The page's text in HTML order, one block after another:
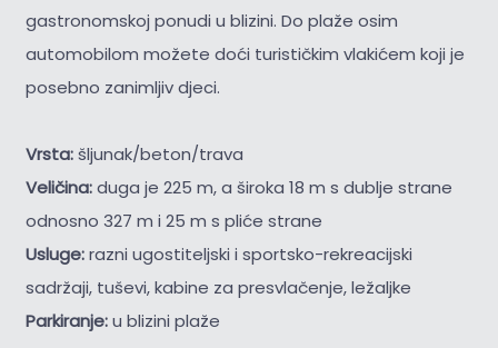
gastronomskoj ponudi u blizini. Do plaže osim
automobilom možete doći turističkim vlakićem koji je
posebno zanimljiv djeci.
Vrsta:šljunak/beton/trava
Veličina:duga je 225 m, a široka 18 m s dublje strane
odnosno 327 m i 25 m s pliće strane
Usluge:razni ugostiteljski i sportsko-rekreacijski
sadržaji, tuševi, kabine za presvlačenje, ležaljke
Parkiranje:u blizini plaže